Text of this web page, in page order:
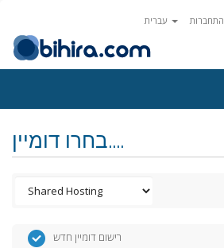
התחברות
בחרו דומיין....
רישום דומיין חדש